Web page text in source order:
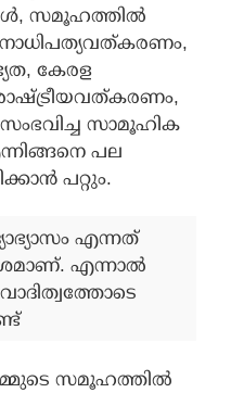
സമൂഹത്തിൽ
കേരള
സാമൂഹിക
പല
പറ്റും.
എന്നത്
എന്നാൽ
സമൂഹത്തിൽ